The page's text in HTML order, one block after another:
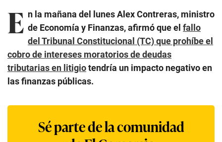
E n la mañana del lunes Alex Contreras, ministro
de Economía y Finanzas, afirmó que el fallo
del Tribunal Constitucional (TC) que prohíbe el
cobro de intereses moratorios de deudas
tributarias en litigiotendría un impacto negativo en
las finanzas públicas.